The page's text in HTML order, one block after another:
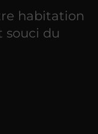
habitation
souci du